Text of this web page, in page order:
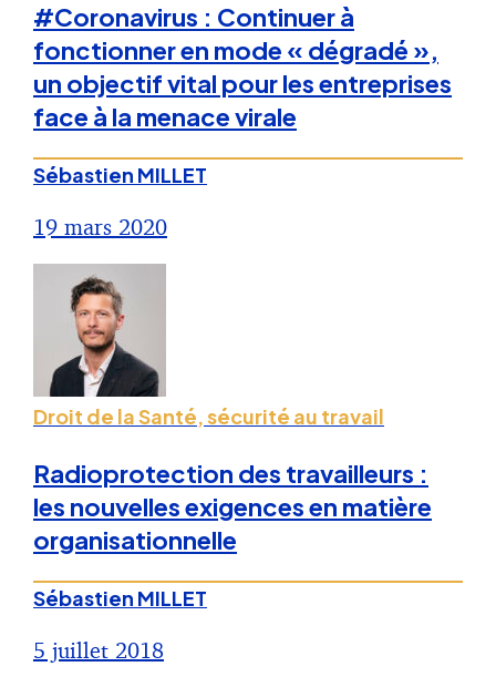
#Coronavirus : Continuer à
fonctionner en mode « dégradé »,
un objectif vital pour les entreprises
face à la menace virale
Sébastien MILLET
19 mars 2020
Droit de la Santé, sécurité au travail
Radioprotection des travailleurs :
les nouvelles exigences en matière
organisationnelle
Sébastien MILLET
5 juillet 2018